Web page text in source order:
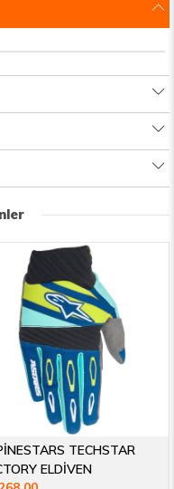
TECHSTAR
ELDİVEN